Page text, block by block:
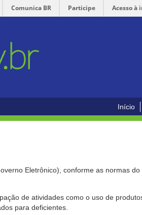
Comunica BR Participe Acesso à
Início
Eletrônico), conforme as normas
de atividades como o uso de
para deficientes.